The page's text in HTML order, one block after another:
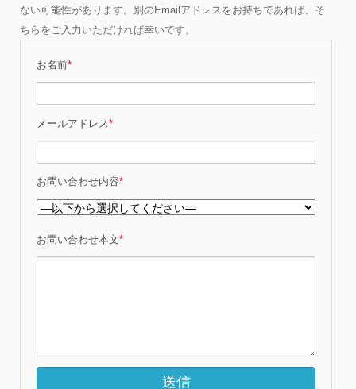
ない可能性があります。別のEmailアドレスをお持ちであれば、そ
ちらをご入力いただければ幸いです。
お名前*
メールアドレス*
お問い合わせ内容*
お問い合わせ本文*